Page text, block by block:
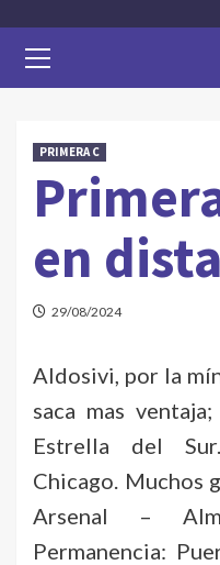
Menu
PRIMERA C
en
29/08/2024
Aldosivi, por la
saca mas
Estrella del
Chicago. Muchos
Arsenal –
Permanencia: